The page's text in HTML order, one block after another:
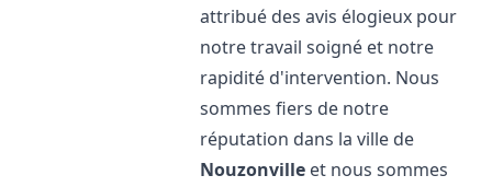
attribué des avis élogieux pour
notre travail soigné et notre
rapidité d'intervention. Nous
sommes fiers de notre
réputation dans la ville de
Nouzonville et nous sommes